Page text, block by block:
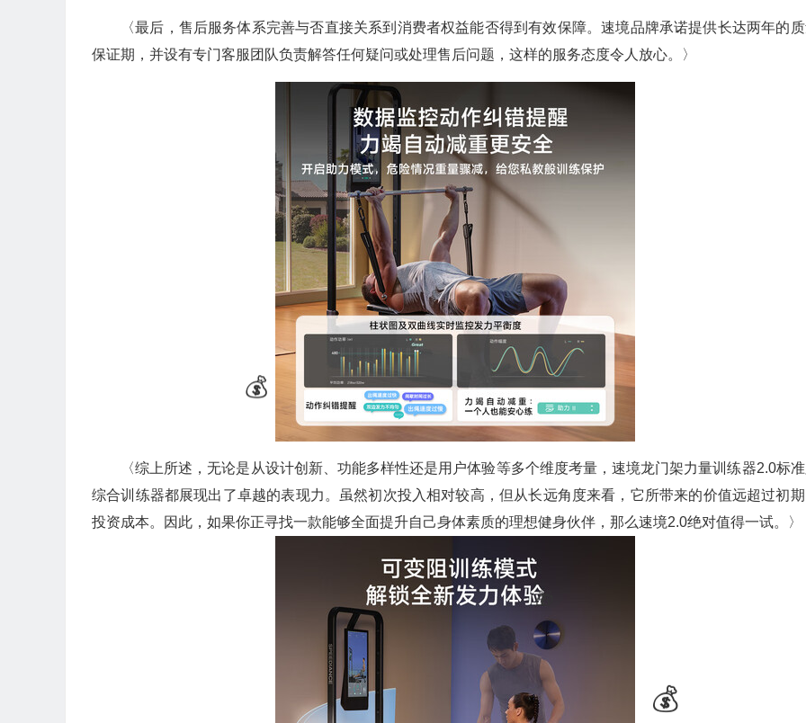
〈最后，售后服务体系完善与否直接关系到消费者权益能否得到有效保障。速境品牌承诺提供长达两年的
保证期，并设有专门客服团队负责解答任何疑问或处理售后问题，这样的服务态度令人放心。〉
〈综上所述，无论是从设计创新、功能多样性还是用户体验等多个维度考量，速境龙门架力量训练器2.0标
综合训练器都展现出了卓越的表现力。虽然初次投入相对较高，但从长远角度来看，它所带来的价值远超过初
投资成本。因此，如果你正寻找一款能够全面提升自己身体素质的理想健身伙伴，那么速境2.0绝对值得一试。〉